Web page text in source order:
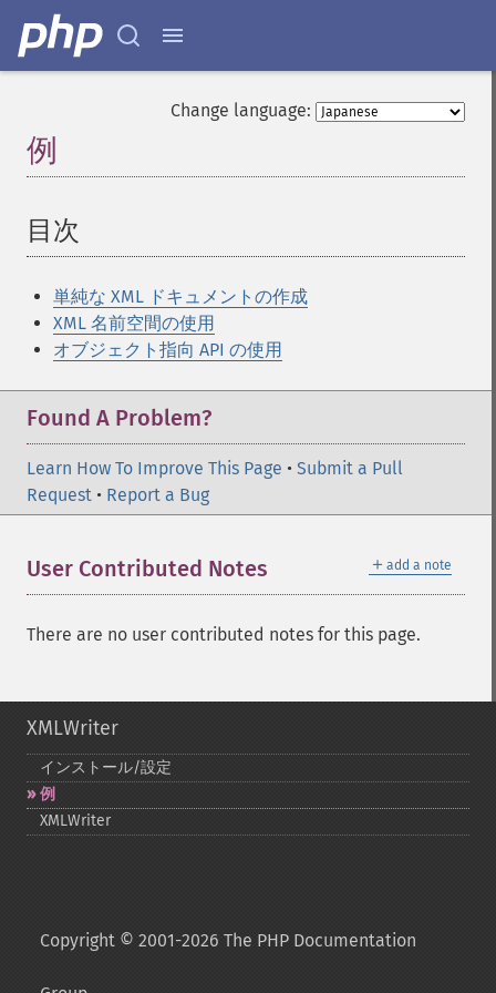
Change language:
例
目次
単純な XML ドキュメントの作成
XML 名前空間の使用
オブジェクト指向 API の使用
Found A Problem?
Learn How To Improve This Page • Submit a Pull
Request • Report a Bug
＋ add a note
User Contributed Notes
There are no user contributed notes for this page.
XMLWriter
インストール/設定
例
XMLWriter
Copyright © 2001-2026 The PHP Documentation